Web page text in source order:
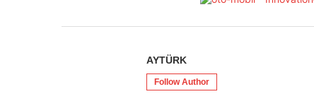
AYTÜRK
Follow Author